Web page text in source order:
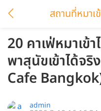
สถานที่หมาเ
20 คาเฟ่หมาเข้
พาสุนัขเข้าได้จ
Cafe
admin